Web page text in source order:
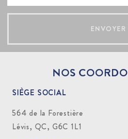
ENVOYER
NOS
SIÈGE SOCIAL
564 de la Forestière
Lévis, QC, G6C 1L1